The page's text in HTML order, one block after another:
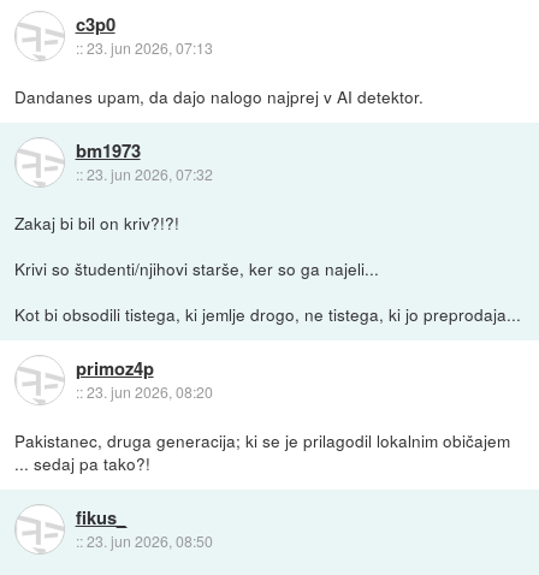
c3p0
::23. jun 2026, 07:13
Dandanes upam, da dajo nalogo najprej v AI detektor.
bm1973
::23. jun 2026, 07:32
Zakaj bi bil on kriv?!?!
Krivi so študenti/njihovi starše, ker so ga najeli...
Kot bi obsodili tistega, ki jemlje drogo, ne tistega, ki jo preprodaja...
primoz4p
::23. jun 2026, 08:20
Pakistanec, druga generacija; ki se je prilagodil lokalnim običajem
... sedaj pa tako?!
fikus_
::23. jun 2026, 08:50